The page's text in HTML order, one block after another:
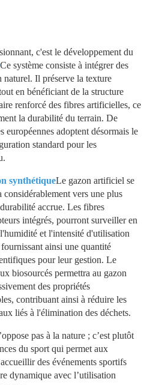
c'est le développement du
Ce système consiste à intégrer des
Il préserve la texture
en bénéficiant de la structure
renforcé des fibres artificielles, ce
la durabilité du terrain. De
européennes adoptent désormais le
standard pour les
synthétiqueLe gazon artificiel se
considérablement vers une plus
accrue. Les fibres
intégrés, pourront surveiller en
et l'intensité d'utilisation
ainsi une quantité
pour leur gestion. Le
biosourcés permettra au gazon
des propriétés
contribuant ainsi à réduire les
liés à l'élimination des déchets.
pas à la nature ; c’est plutôt
du sport qui permet aux
des événements sportifs
dynamique avec l’utilisation